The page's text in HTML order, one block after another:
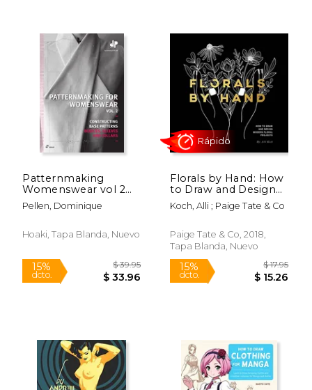
50%
$
Patternmaking
Womenswear vol 2
(en Inglés)
Pellen, Dominique
Hoaki, Tapa Blanda, Nuevo
Florals by Hand: How
to Draw and Design
Modern Floral
Projects (en Inglés)
Koch, Alli ; Paige Tate & Co
Paige Tate & Co, 2018,
Tapa Blanda, Nuevo